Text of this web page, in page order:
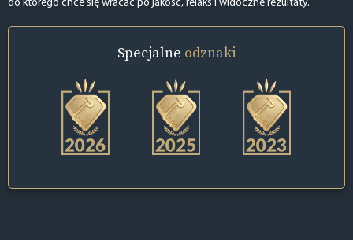
do którego chce się wracać po jakość, relaks i widoczne rezultaty.
Specjalne odznaki